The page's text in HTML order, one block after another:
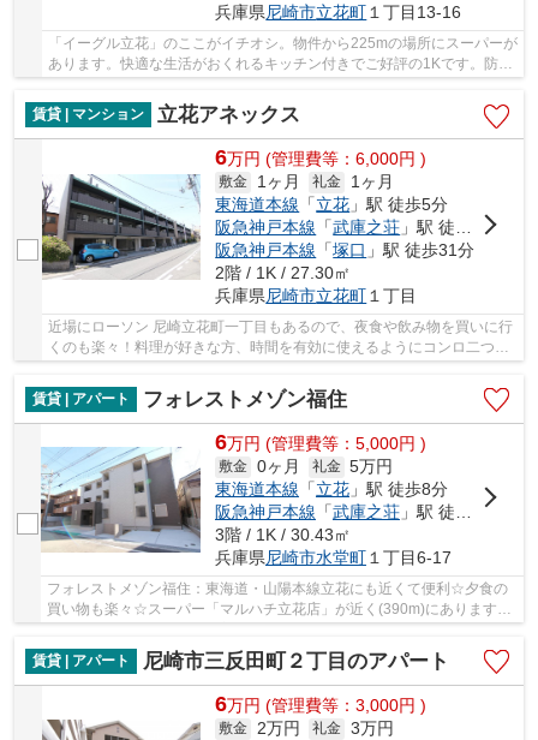
兵庫県尼崎市立花町 １丁目13-16
「イーグル立花」のここがイチオシ。物件から225mの場所にスーパーが
あります。快適な生活がおくれるキッチン付きでご好評の1Kです。防犯
対策をしっかりしたいならオートロック付きの...
賃貸 | マンション
立花アネックス
6万円 (管理費等：6,000円 )
敷金 1ヶ月 礼金
1ヶ月
東海道本線 「立花 」駅 徒歩5分
阪急神戸本線 「武庫之荘 」駅 徒歩27分
阪急神戸本線 「塚口 」駅 徒歩31分
2階 / 1K / 27.30㎡
兵庫県尼崎市立花町１丁目
近場にローソン 尼崎立花町一丁目もあるので、夜食や飲み物を買いに行
くのも楽々！料理が好きな方、時間を有効に使えるようにコンロ二つ使
賃貸 | アパート
フォレストメゾン福住
6万円 (管理費等：5,000円 )
敷金 0ヶ月 礼金 5万円
東海道本線 「立花」駅 徒歩8分
阪急神戸本線 「武庫之荘」駅 徒歩18分
3階 / 1K / 30.43㎡
兵庫県尼崎市水堂町１丁目6-17
フォレストメゾン福住：東海道・山陽本線立花にも近くて便利☆夕食の
買い物も楽々☆スーパー「マルハチ立花店」が近く(390m)にあります☆
賃貸 | アパート
尼崎市三反田町２丁目のアパート
6万円 (管理費等：3,000円 )
敷金 2万円 礼金 3万円